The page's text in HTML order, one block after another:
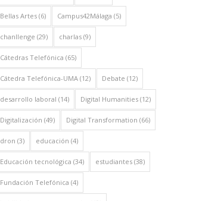
Bellas Artes (6) Campus42Málaga (5)
chanllenge (29) charlas (9)
Cátedras Telefónica (65)
Cátedra Telefónica-UMA (12) Debate (12)
desarrollo laboral (14) Digital Humanities (12)
Digitalización (49) Digital Transformation (66)
dron (3) educación (4)
Educación tecnológica (34) estudiantes (38)
Fundación Telefónica (4)